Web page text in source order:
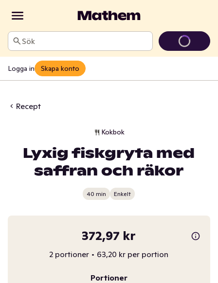
Sök
Logga in Skapa konto
Recept
Kokbok
Lyxig fiskgryta med
saffran och räkor
40 min Enkelt
372,97 kr
2 portioner • 63,20 kr per portion
Portioner